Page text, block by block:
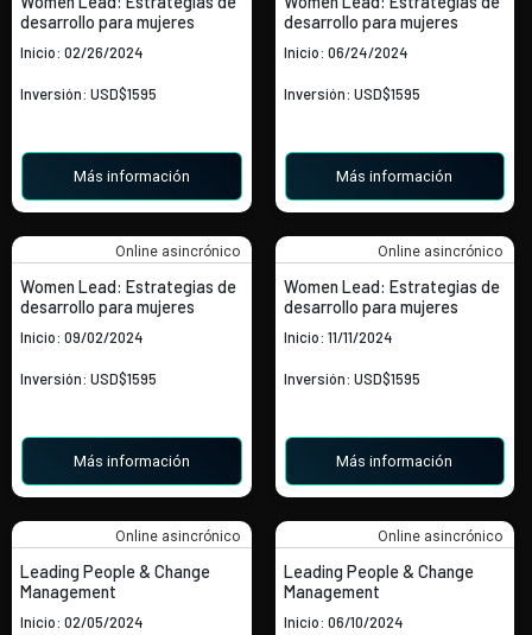
desarrollo para mujeres
Inicio: 02/26/2024
Inversión: USD$1595
Más información
desarrollo para mujeres
Inicio: 06/24/2024
Inversión: USD$1595
Más información
Women Lead: Estrategias de
desarrollo para mujeres
Inicio: 09/02/2024
Inversión: USD$1595
Online asincrónico
Más información
Women Lead: Estrategias de
desarrollo para mujeres
Inicio: 11/11/2024
Inversión: USD$1595
Online asincrónico
Más información
Leading People & Change
Management
Inicio: 02/05/2024
Online asincrónico
Leading People & Change
Management
Inicio: 06/10/2024
Online asincrónico